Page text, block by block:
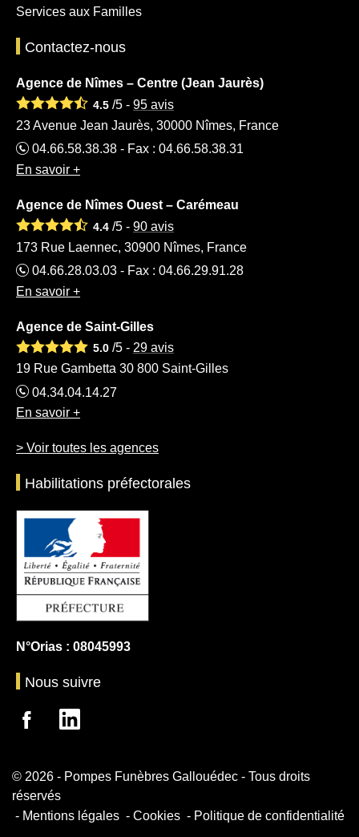
Services aux Familles
Contactez-nous
Agence de Nîmes – Centre (Jean Jaurès)
4.5 /5 - 95 avis
23 Avenue Jean Jaurès, 30000 Nîmes, France
04.66.58.38.38 - Fax : 04.66.58.38.31
En savoir +
Agence de Nîmes Ouest – Carémeau
4.4 /5 - 90 avis
173 Rue Laennec, 30900 Nîmes, France
04.66.28.03.03 - Fax : 04.66.29.91.28
En savoir +
Agence de Saint-Gilles
5.0 /5 - 29 avis
19 Rue Gambetta 30 800 Saint-Gilles
04.34.04.14.27
En savoir +
> Voir toutes les agences
Habilitations préfectorales
N°Orias : 08045993
Nous suivre
© 2026 - Pompes Funèbres Gallouédec - Tous droits
réservés
Mentions légales
Cookies Politique de confidentialité